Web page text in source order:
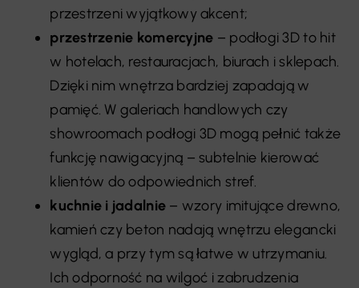
przestrzeni wyjątkowy akcent;
przestrzenie komercyjne – podłogi 3D to hit
w hotelach, restauracjach, biurach i sklepach.
Dzięki nim wnętrza bardziej zapadają w
pamięć. W galeriach handlowych czy
showroomach podłogi 3D mogą pełnić także
funkcję nawigacyjną – subtelnie kierować
klientów do odpowiednich stref.
kuchnie i jadalnie – wzory imitujące drewno,
kamień czy beton nadają wnętrzu elegancki
wygląd, a przy tym są łatwe w utrzymaniu.
Ich odporność na wilgoć i zabrudzenia